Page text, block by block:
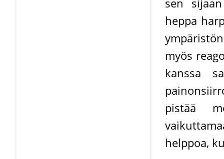
sen
heppa
myös
kanssa
pistää
helppoa,